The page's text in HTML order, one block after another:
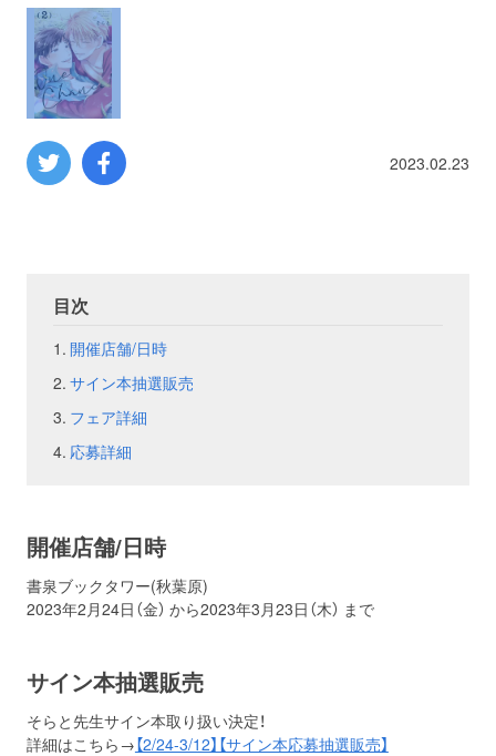
2023.02.23
目次
開催店舗/日時
サイン本抽選販売
フェア詳細
応募詳細
開催店舗/日時
書泉ブックタワー(秋葉原)
2023年2月24日（金） から2023年3月23日（木） まで
サイン本抽選販売
そらと先生サイン本取り扱い決定！
詳細はこちら→【2/24-3/12】【サイン本応募抽選販売】
コンピューター
ミリタリー
その他
フェア
お問い合わせ